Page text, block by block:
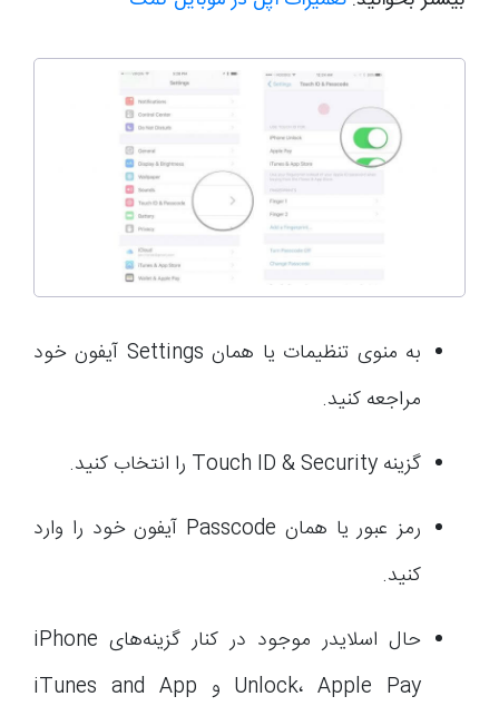
به منوی تنظیمات یا همان Settings آیفون خود
مراجعه کنید.
گزینه Touch ID & Security را انتخاب کنید.
رمز عبور یا همان Passcode آیفون خود را وارد
کنید.
حال اسلایدر موجود در کنار گزینه‌های iPhone
Unlock، Apple Pay و iTunes and App